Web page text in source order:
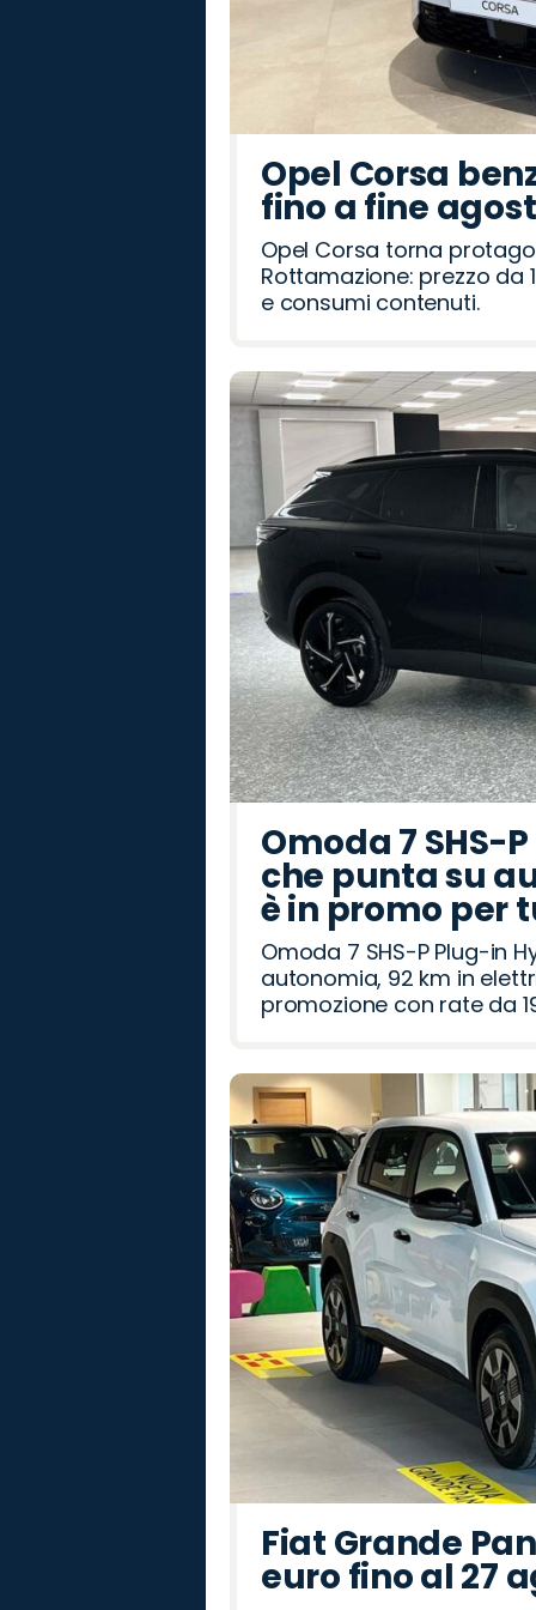
Opel Corsa
fino a fine
Opel Corsa torna
Rottamazione: prezzo da
e consumi contenuti.
Omoda 7 SHS-
che punta su
è in promo per
Omoda 7 SHS-P Plug-in
autonomia, 92 km in
promozione con rate da
Fiat Grande
euro fino al 27